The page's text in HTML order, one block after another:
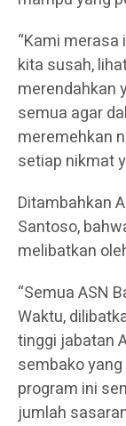
“Kami
kita susah,
merendahkan
semua agar
meremehkan
setiap nikmat
Ditambahkan
Santoso,
melibatkan
“Semua ASN
Waktu,
tinggi jabatan
sembako
program ini
jumlah